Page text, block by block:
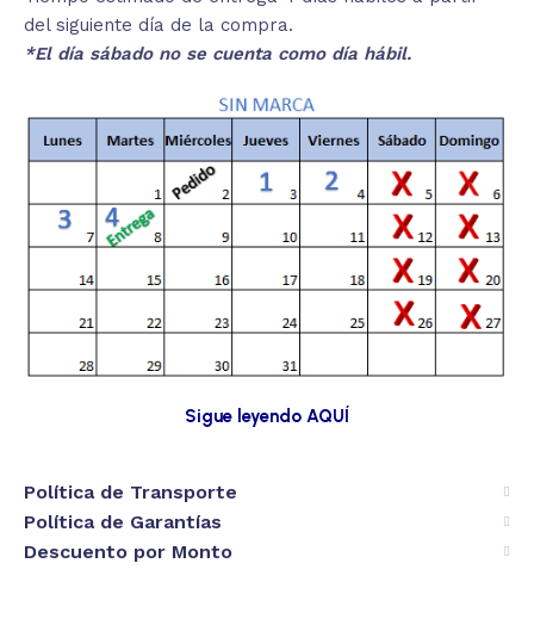
del siguiente día de la compra.
*El día sábado no se cuenta como día hábil.
Sigue leyendo AQUÍ
Política de Transporte
Política de Garantías
Descuento por Monto